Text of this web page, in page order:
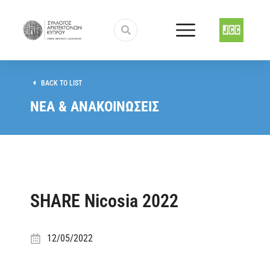
BACK TO LIST
ΝΕΑ & ΑΝΑΚΟΙΝΩΣΕΙΣ
SHARE Nicosia 2022
12/05/2022